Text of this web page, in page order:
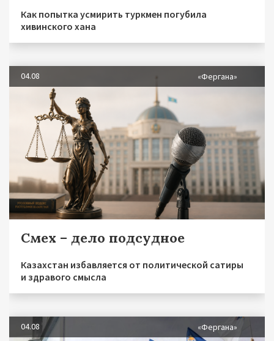
Как попытка усмирить туркмен погубила
хивинского хана
04.08 «Фергана»
Смех – дело подсудное
Казахстан избавляется от политической сатиры
и здравого смысла
04.08 «Фергана»